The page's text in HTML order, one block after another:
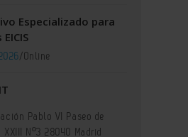
Especializado para
/Online
Pablo VI Paseo de
XXIII Nº3 28040 Madrid